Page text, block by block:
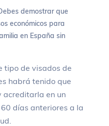
demostrar que
económicos para
en España sin
tipo de visados de
habrá tenido que
acreditarla en un
días anteriores a la